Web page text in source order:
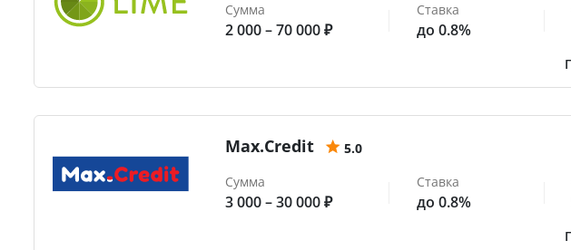
Сумма
2 000 – 70 000 ₽
Ставка
до 0.8%
Max.Credit
5.0
Сумма
3 000 – 30 000 ₽
Ставка
до 0.8%